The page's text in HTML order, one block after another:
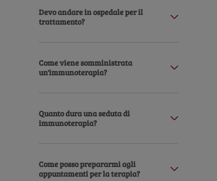
Devo andare in ospedale per il
trattamento?
Come viene somministrata
un'immunoterapia?
Quanto dura una seduta di
immunoterapia?
Come posso prepararmi agli
appuntamenti per la terapia?